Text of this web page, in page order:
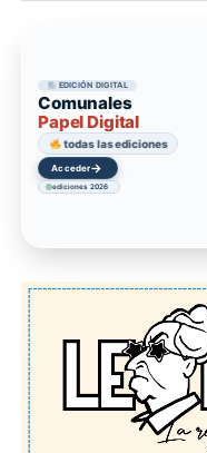
EDICIÓN DIGITAL
Comunales
Papel Digital
todas las ediciones
Acceder→
ediciones 2026